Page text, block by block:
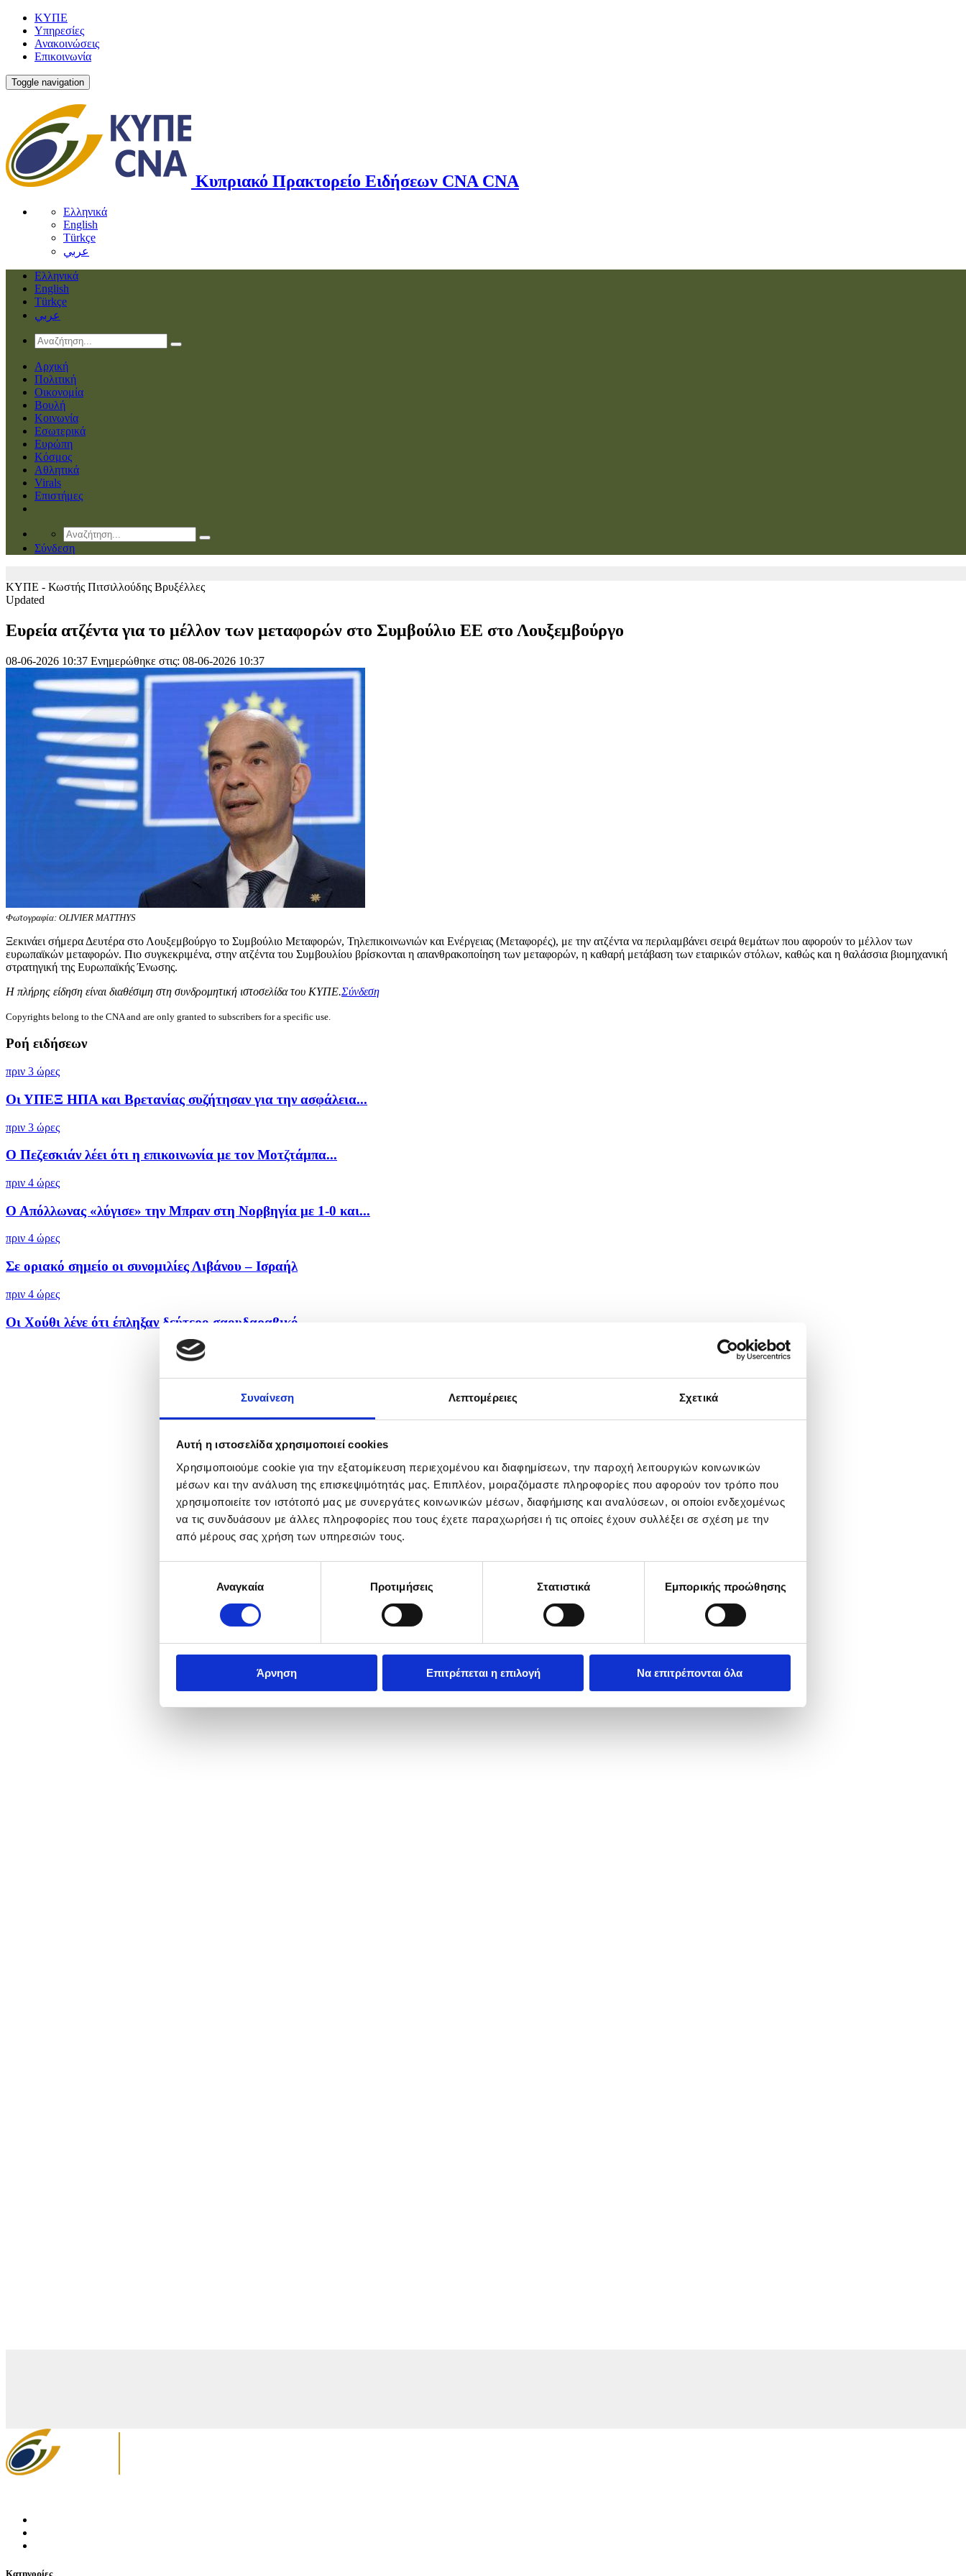
Συναίνεση Λεπτομέρειες Σχετικά
Αυτή η ιστοσελίδα χρησιμοποιεί cookies
Χρησιμοποιούμε cookie για την εξατομίκευση περιεχομένου και διαφημίσεων, την παροχή λειτουργιών κοινωνικών
μέσων και την ανάλυση της επισκεψιμότητάς μας. Επιπλέον, μοιραζόμαστε πληροφορίες που αφορούν τον τρόπο που
χρησιμοποιείτε τον ιστότοπό μας με συνεργάτες κοινωνικών μέσων, διαφήμισης και αναλύσεων, οι οποίοι ενδεχομένως
να τις συνδυάσουν με άλλες πληροφορίες που τους έχετε παραχωρήσει ή τις οποίες έχουν συλλέξει σε σχέση με την
από μέρους σας χρήση των υπηρεσιών τους.
συγκατάθεσηςΑναγκαία Προτιμήσεις Στατιστικά Εμπορικής προώθησης
Άρνηση Επιτρέπεται η επιλογή Να επιτρέπονται όλα
ΚΥΠΕ
Υπηρεσίες
Ανακοινώσεις
Επικοινωνία
Toggle navigation
Κυπριακό Πρακτορείο Ειδήσεων CNA CNA
Ελληνικά
English
Türkçe
عربي
Ελληνικά
English
Türkçe
عربي
Αρχική
Πολιτική
Οικονομία
Βουλή
Κοινωνία
Εσωτερικά
Ευρώπη
Κόσμος
Αθλητικά
Virals
Επιστήμες
Σύνδεση
ΚΥΠΕ - Κωστής Πιτσιλλούδης Βρυξέλλες
Updated
Ευρεία ατζέντα για το μέλλον των μεταφορών στο Συμβούλιο ΕΕ στο Λουξεμβούργο
08-06-2026 10:37 Ενημερώθηκε στις: 08-06-2026 10:37
Φωτογραφία: OLIVIER MATTHYS
Ξεκινάει σήμερα Δευτέρα στο Λουξεμβούργο το Συμβούλιο Μεταφορών, Τηλεπικοινωνιών και Ενέργειας (Μεταφορές), με την ατζέντα να περιλαμβάνει σειρά θεμάτων που αφορούν το μέλλον των
ευρωπαϊκών μεταφορών. Πιο συγκεκριμένα, στην ατζέντα του Συμβουλίου βρίσκονται η απανθρακοποίηση των μεταφορών, η καθαρή μετάβαση των εταιρικών στόλων, καθώς και η θαλάσσια βιομηχανική
στρατηγική της Ευρωπαϊκής Ένωσης.
Η πλήρης είδηση είναι διαθέσιμη στη συνδρομητική ιστοσελίδα του ΚΥΠΕ.Σύνδεση
Copyrights belong to the CNA and are only granted to subscribers for a specific use.
Ροή ειδήσεων
πριν 3 ώρες
Οι ΥΠΕΞ ΗΠΑ και Βρετανίας συζήτησαν για την ασφάλεια...
πριν 3 ώρες
Ο Πεζεσκιάν λέει ότι η επικοινωνία με τον Μοτζτάμπα...
πριν 4 ώρες
Ο Απόλλωνας «λύγισε» την Μπραν στη Νορβηγία με 1-0 και...
πριν 4 ώρες
Σε οριακό σημείο οι συνομιλίες Λιβάνου – Ισραήλ
πριν 4 ώρες
Οι Χούθι λένε ότι έπληξαν δεύτερο σαουδαραβικό...
Κατηγορίες